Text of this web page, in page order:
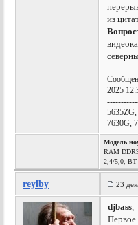
из
Вопрос
2025
7630G,
Модель
RAM
2,4/5,0, BT
reylby 23
djbass,
Первое